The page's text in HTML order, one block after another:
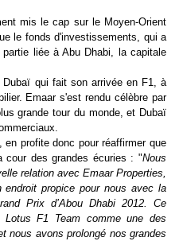
mis le cap sur le Moyen-Orient
le fonds d'investissements, qui a
liée à Abu Dhabi, la capitale
qui fait son arrivée en F1, à
Emaar s'est rendu célèbre par
grande tour du monde, et Dubaï
en profite donc pour réaffirmer que
cour des grandes écuries : "Nous
relation avec Emaar Properties,
propice pour nous avec la
Prix d’Abou Dhabi 2012. Ce
F1 Team comme une des
nous avons prolongé nos grandes